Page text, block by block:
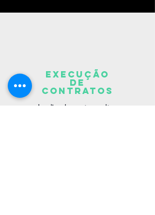
execução
de
contratos
Inadimplemento, multas,